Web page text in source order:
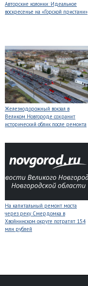
Авторские колонки: Идеальное
воскресенье на «Горской пристани»
Железнодорожный вокзал в
Великом Новгороде сохранит
исторический облик после ремонта
На капитальный ремонт моста
через реку Смердомка в
Хвойнинском округе потратят 154
млн рублей